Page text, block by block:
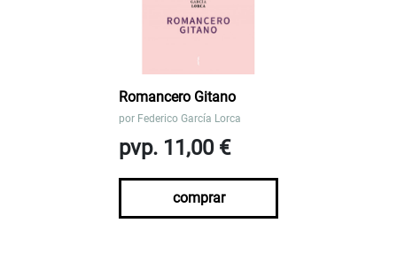
Romancero Gitano
por Federico García Lorca
pvp. 11,00 €
comprar